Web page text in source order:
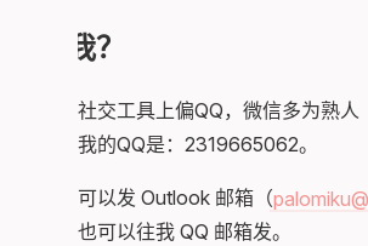
找我？
个人在社交工具上偏QQ，微信多为熟
人），我的QQ是：2319665062。
邮箱上可以发 Outlook 邮箱（
着急了也可以往我 QQ 邮箱发。